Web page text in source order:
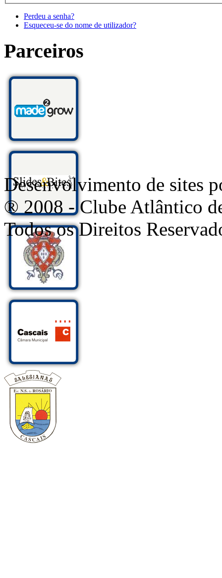
Perdeu a senha?
Esqueceu-se do nome de utilizador?
Parceiros
Desenvolvimento de sites
® 2008 - Clube Atlântico
Todos os Direitos